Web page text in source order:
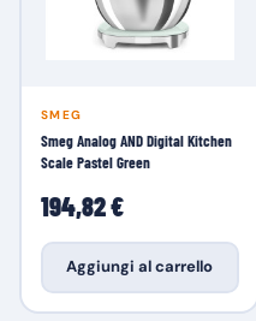
SMEG
Smeg Analog AND Digital Kitchen
Scale Pastel Green
194,82 €
Aggiungi al carrello